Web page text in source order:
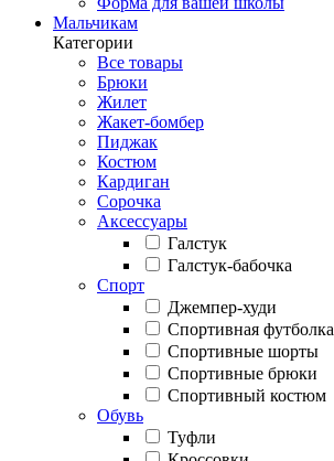
Мальчикам
Категории
Все товары
Брюки
Жилет
Жакет-бомбер
Пиджак
Костюм
Кардиган
Сорочка
Аксессуары
Галстук
Галстук-бабочка
Спорт
Джемпер-худи
Спортивная футболка
Спортивные шорты
Спортивные брюки
Спортивный костюм
Обувь
Туфли